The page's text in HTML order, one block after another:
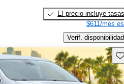
El precio incluye tasas
$611/mes
Verif. disponibilidad